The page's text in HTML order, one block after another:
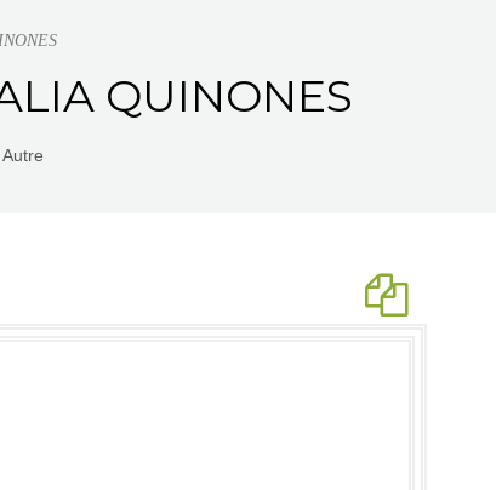
QUINONES